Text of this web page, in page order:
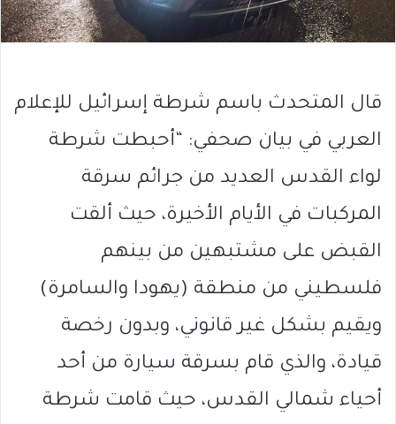
قال المتحدث باسم شرطة إسرائيل للإعلام
العربي في بيان صحفي: “أحبطت شرطة
لواء القدس العديد من جرائم سرقة
المركبات في الأيام الأخيرة، حيث ألقت
القبض على مشتبهين من بينهم
فلسطيني من منطقة (يهودا والسامرة)
ويقيم بشكل غير قانوني، وبدون رخصة
قيادة، والذي قام بسرقة سيارة من أحد
أحياء شمالي القدس، حيث قامت شرطة